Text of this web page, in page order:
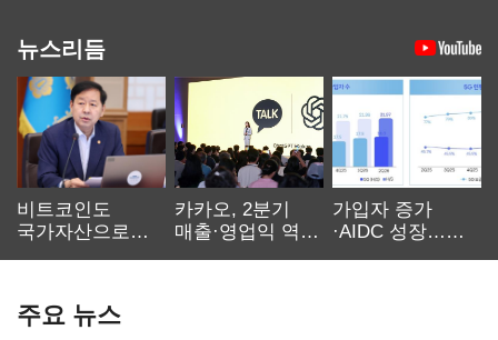
뉴스리듬
비트코인도
국가자산으로…'
카카오, 2분기
매출·영업익 역대
가입자 증가
·AIDC 성장…
주요 뉴스